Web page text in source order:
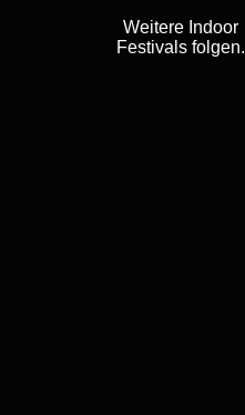
Weitere Indoor
Festivals folgen.